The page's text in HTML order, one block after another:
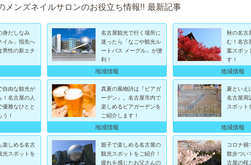
メンズネイルサロンのお役立ち情報!! 最新記事
身だしなみ
イル」指先へ
男性の新エチ
名古屋観光で行く場所に
迷ったら「なごや観光ル
ートバス メーグル」が便
利！
地域情報
秋の名古
む！名古
葉スポッ
す！
地域情報
自由な観光が
！名古屋の人
優雅なひとと
！
真夏の風物詩は『ビアガ
ーデン』。名古屋市内で
楽しめるビアガーデンを
ご紹介します！
地域情報
夏といえ
名古屋周
スポット
地域情報
楽しめる名古
光スポットを
親子で楽しめる名古屋の
観光スポットをご紹介！
疲れを感じたお父さんの
コロナ禍
散歩つい
古屋の桜